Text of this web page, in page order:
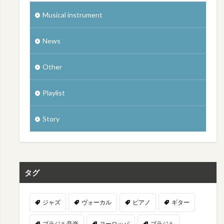
Musical instrument
News
Other
Playlist
Story
タグ
ジャズ ヴォーカル ピアノ ギター